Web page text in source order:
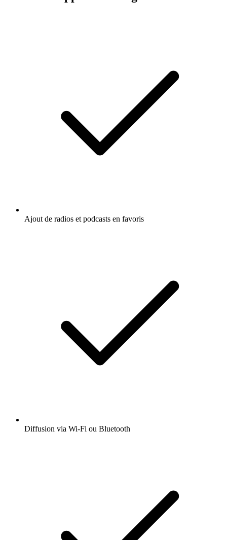
Ajout de radios et podcasts en favoris
Diffusion via Wi-Fi ou Bluetooth